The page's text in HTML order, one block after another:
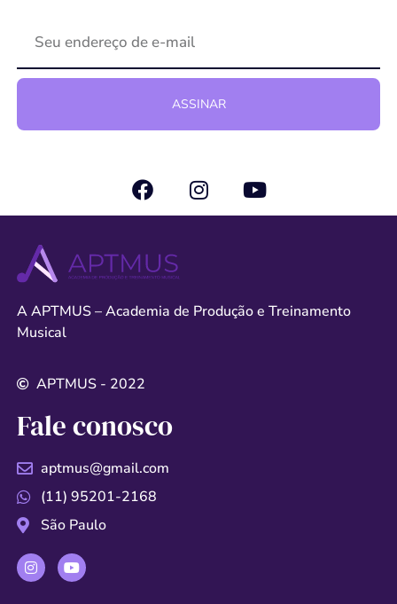
ASSINAR
A APTMUS – Academia de Produção e Treinamento
Musical
APTMUS - 2022
Fale conosco
aptmus@gmail.com
(11) 95201-2168
São Paulo